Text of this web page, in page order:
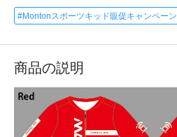
#Montonスポーツキッド販促キャンペーン
商品の説明